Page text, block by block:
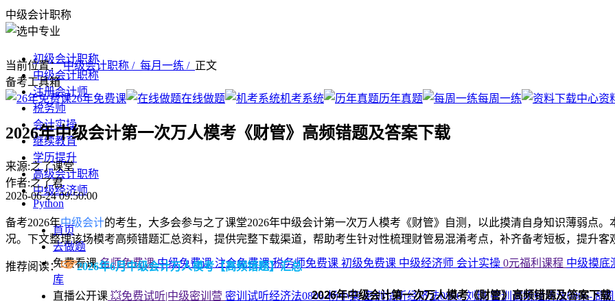
中级会计职称
初级会计职称
中级会计职称
注册会计师
税务师
会计实操
继续教育
学历提升
高级会计职称
中级经济师
Python
首页
去做题
免费看课名师免费课中级免费课注会免费课税务师免费课 初级免费课 中级经济师 会计实操 0元福利课程 中级摸底
库
直播公开课 💥免费试听|中级密训营 密训试听经济法0806-杨小柒密训试听经济法0806-刘琪密训试听经济法0806-周周
当前位置：中级会计职称 / 每月一练 / 正文
备考工具箱
26年免费课
在线做题 机考系统 历年真题 每周一练 资
2026年中级会计第一次万人模考《财管》高频错题及答案下载
来源:之了课堂
作者:之了君
2026-06-24 09:50:00
备考2026年中级会计的考生，大多会参与之了课堂2026年中级会计第一次万人模考《财管》自测，以此摸清自身知识薄弱点
况。下文整理该场模考高频错题汇总资料，提供完整下载渠道，帮助考生针对性梳理财管易混淆考点，补齐备考短板，提升客
推荐阅读：☞2026年6月中级会计万人模考【高频错题】汇总
2026年中级会计第一次万人模考《财管》高频错题及答案下载